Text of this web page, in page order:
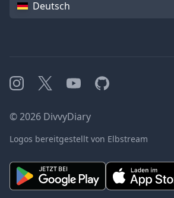
Deutsch
Instagram
X YouTubeGitHub
©2026 DivvyDiary
Logos bereitgestellt von Elbstream